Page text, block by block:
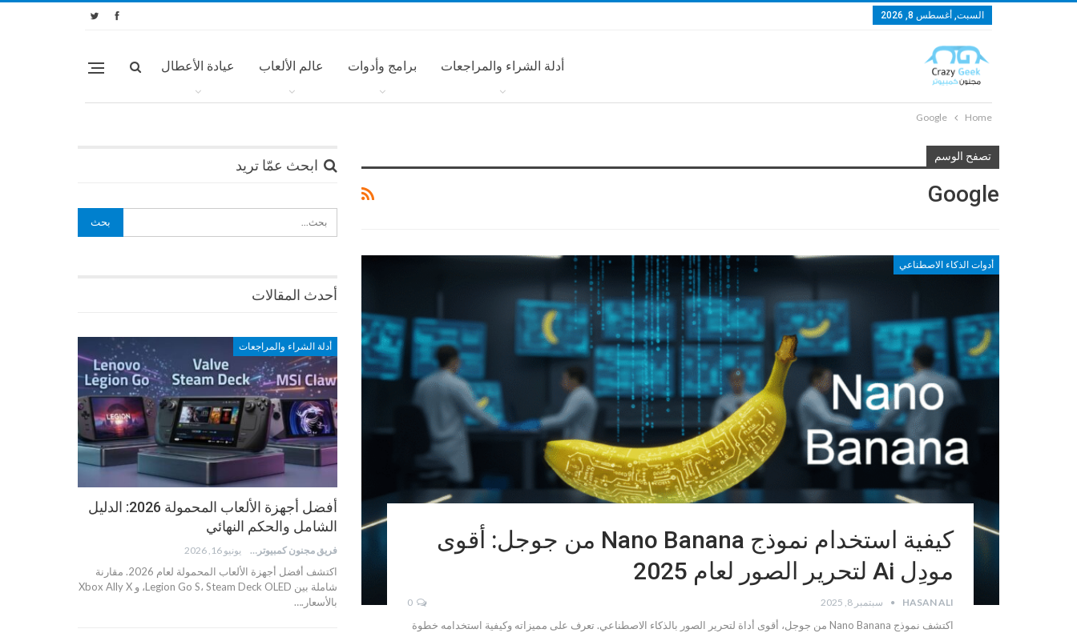
السبت, أغسطس 8, 2026
أدلة الشراء والمراجعات برامج وأدوات عالم الألعاب عيادة الأعطال
Home
Google
تصفح الوسم
Google
أدوات الذكاء الاصطناعي
كيفية استخدام نموذج Nano Banana من جوجل: أقوى
مودِل Ai لتحرير الصور لعام 2025
HASAN ALI سبتمبر 8, 2025 0
اكتشف نموذج Nano Banana من جوجل، أقوى أداة لتحرير الصور بالذكاء الاصطناعي. تعرف على مميزاته وكيفية استخدامه خطوة
ابحث عمّا تريد
أحدث المقالات
أدلة الشراء والمراجعات
أفضل أجهزة الألعاب المحمولة 2026: الدليل
الشامل والحكم النهائي
فريق مجنون كمبيوتر يونيو 16, 2026
اكتشف أفضل أجهزة الألعاب المحمولة لعام 2026. مقارنة
شاملة بين Legion Go S، Steam Deck OLED، و Xbox Ally X
بالأسعار.…